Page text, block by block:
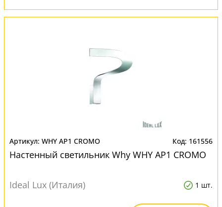
WHY AP1 CROMO 161556
Настенный светильник Why WHY AP1 CROMO
Ideal Lux (Италия) 1 шт.